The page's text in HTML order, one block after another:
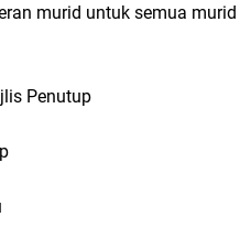
murid untuk semua murid
Penutup